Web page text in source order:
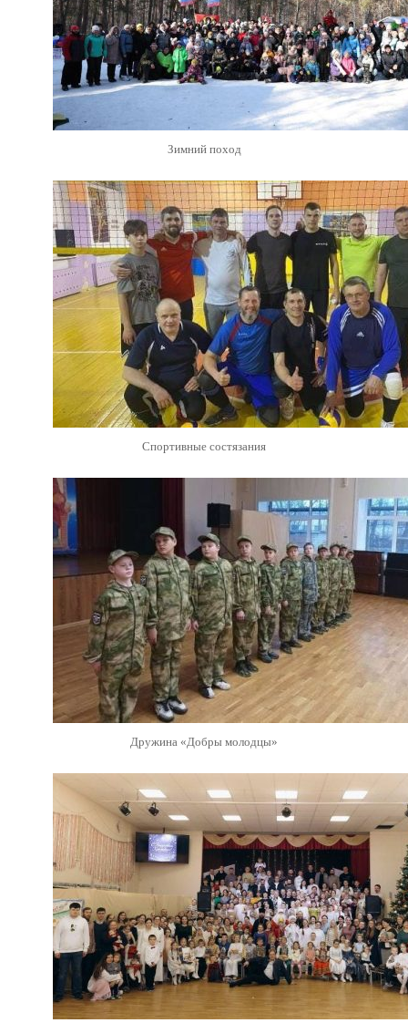
Зимний поход
Спортивные состязания
Дружина «Добры молодцы»